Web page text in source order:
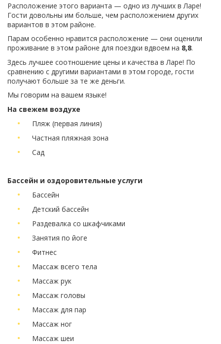
Расположение этого варианта — одно из лучших в Ларе!
Гости довольны им больше, чем расположением других
вариантов в этом районе.
Парам особенно нравится расположение — они оценили
проживание в этом районе для поездки вдвоем на 8,8.
Здесь лучшее соотношение цены и качества в Ларе! По
сравнению с другими вариантами в этом городе, гости
получают больше за те же деньги.
Мы говорим на вашем языке!
На свежем воздухе
Пляж (первая линия)
Частная пляжная зона
Сад
Бассейн и оздоровительные услуги
Бассейн
Детский бассейн
Раздевалка со шкафчиками
Занятия по йоге
Фитнес
Массаж всего тела
Массаж рук
Массаж головы
Массаж для пар
Массаж ног
Массаж шеи